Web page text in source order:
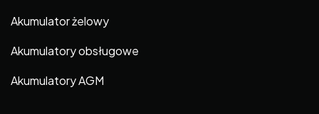
Akumulator żelowy
Akumulatory obsługowe
Akumulatory AGM